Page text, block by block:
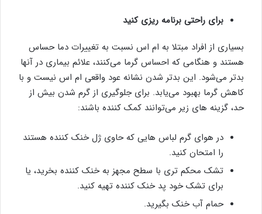
برای راحتی برنامه ریزی کنید
بسیاری از افراد مبتلا به ام اس نسبت به تغییرات دما حساس
هستند و هنگامی که احساس گرما می‌کنند، علائم بیماری در آنها
بدتر می‌شود. این بدتر شدن نشانه عود واقعی ام اس نیست و با
کاهش گرما بهبود می‌یابد. برای جلوگیری از گرم شدن بیش از
حد، گزینه های زیر می‌توانند کمک کننده باشند:
در هوای گرم لباس هایی که حاوی ژل خنک کننده هستند
را امتحان کنید.
تشک محکم تری با سطح مجهز به خنک کننده بخرید، یا
برای تشک خود پد خنک کننده تهیه کنید.
حمام آب خنک بگیرید.